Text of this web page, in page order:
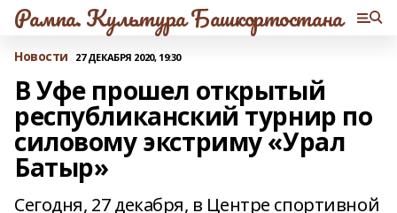
Рампа. Культура Башкортостана
Новости 27 ДЕКАБРЯ 2020, 19:30
В Уфе прошел открытый
республиканский турнир по
силовому экстриму «Урал
Батыр»
Сегодня, 27 декабря, в Центре спортивной